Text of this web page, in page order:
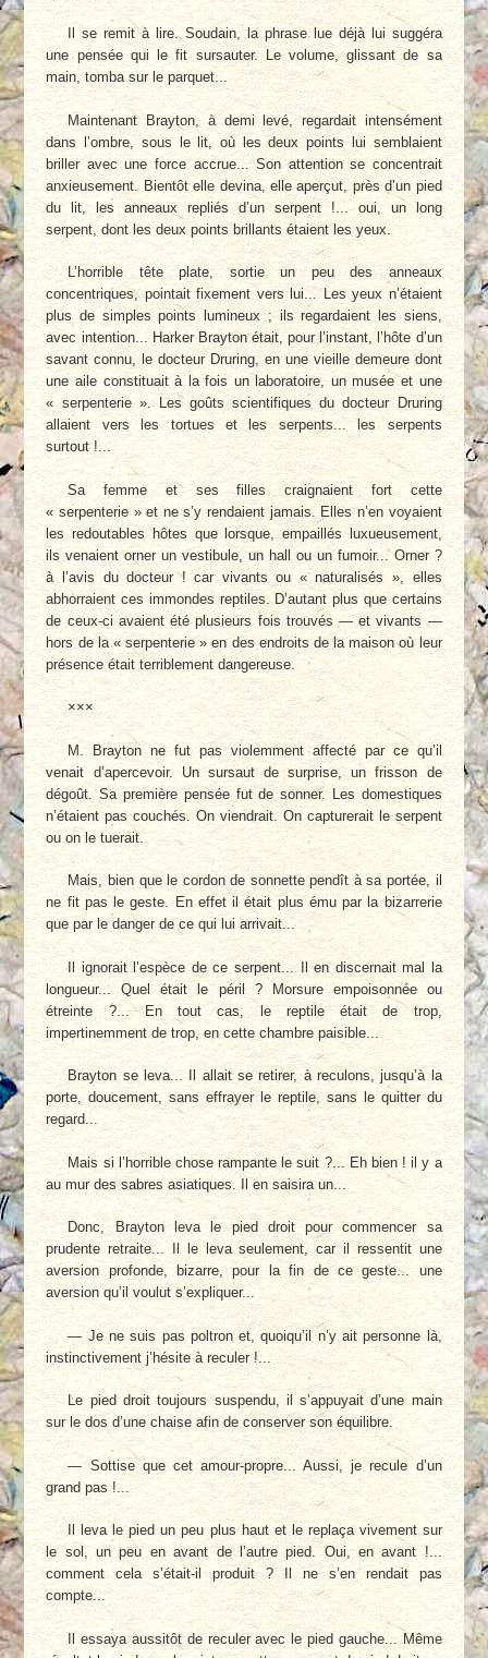
Il se remit à lire. Soudain, la phrase lue déjà lui suggéra
une pensée qui le fit sursauter. Le volume, glissant de sa
main, tomba sur le parquet...
Maintenant Brayton, à demi levé, regardait intensément
dans l’ombre, sous le lit, où les deux points lui semblaient
briller avec une force accrue... Son attention se concentrait
anxieusement. Bientôt elle devina, elle aperçut, près d’un pied
du lit, les anneaux repliés d’un serpent !... oui, un long
serpent, dont les deux points brillants étaient les yeux.
L’horrible tête plate, sortie un peu des anneaux
concentriques, pointait fixement vers lui... Les yeux n’étaient
plus de simples points lumineux ; ils regardaient les siens,
avec intention... Harker Brayton était, pour l’instant, l’hôte d’un
savant connu, le docteur Druring, en une vieille demeure dont
une aile constituait à la fois un laboratoire, un musée et une
« serpenterie ». Les goûts scientifiques du docteur Druring
allaient vers les tortues et les serpents... les serpents
surtout !...
Sa femme et ses filles craignaient fort cette
« serpenterie » et ne s’y rendaient jamais. Elles n’en voyaient
les redoutables hôtes que lorsque, empaillés luxueusement,
ils venaient orner un vestibule, un hall ou un fumoir... Orner ?
à l’avis du docteur ! car vivants ou « naturalisés », elles
abhorraient ces immondes reptiles. D’autant plus que certains
de ceux-ci avaient été plusieurs fois trouvés — et vivants —
hors de la « serpenterie » en des endroits de la maison où leur
présence était terriblement dangereuse.
×××
M. Brayton ne fut pas violemment affecté par ce qu’il
venait d’apercevoir. Un sursaut de surprise, un frisson de
dégoût. Sa première pensée fut de sonner. Les domestiques
n’étaient pas couchés. On viendrait. On capturerait le serpent
ou on le tuerait.
Mais, bien que le cordon de sonnette pendît à sa portée, il
ne fit pas le geste. En effet il était plus ému par la bizarrerie
que par le danger de ce qui lui arrivait...
Il ignorait l’espèce de ce serpent... Il en discernait mal la
longueur... Quel était le péril ? Morsure empoisonnée ou
étreinte ?... En tout cas, le reptile était de trop,
impertinemment de trop, en cette chambre paisible...
Brayton se leva... Il allait se retirer, à reculons, jusqu’à la
porte, doucement, sans effrayer le reptile, sans le quitter du
regard...
Mais si l’horrible chose rampante le suit ?... Eh bien ! il y a
au mur des sabres asiatiques. Il en saisira un...
Donc, Brayton leva le pied droit pour commencer sa
prudente retraite... Il le leva seulement, car il ressentit une
aversion profonde, bizarre, pour la fin de ce geste... une
aversion qu’il voulut s’expliquer...
— Je ne suis pas poltron et, quoiqu’il n’y ait personne là,
instinctivement j’hésite à reculer !...
Le pied droit toujours suspendu, il s’appuyait d’une main
sur le dos d’une chaise afin de conserver son équilibre.
— Sottise que cet amour-propre... Aussi, je recule d’un
grand pas !...
Il leva le pied un peu plus haut et le replaça vivement sur
le sol, un peu en avant de l’autre pied. Oui, en avant !...
comment cela s’était-il produit ? Il ne s’en rendait pas
compte...
Il essaya aussitôt de reculer avec le pied gauche... Même